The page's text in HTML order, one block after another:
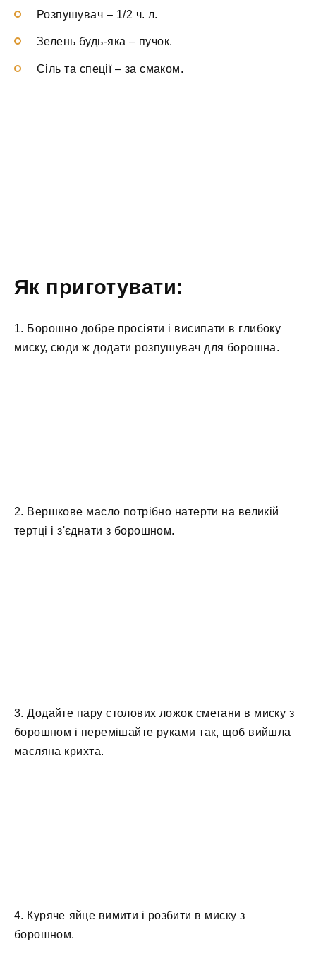
Розпушувач – 1/2 ч. л.
Зелень будь-яка – пучок.
Сіль та спеції– за смаком.
Як приготувати:
1. Борошно добре просіяти і висипати в глибоку
миску, сюди ж додати розпушувач для борошна.
2. Вершкове масло потрібно натерти на великій
тертці і з'єднати з борошном.
3. Додайте пару столових ложок сметани в миску з
борошном і перемішайте руками так, щоб вийшла
масляна крихта.
4. Куряче яйце вимити і розбити в миску з
борошном.